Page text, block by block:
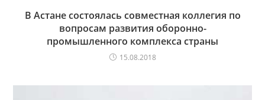
В Астане состоялась совместная коллегия по
вопросам развития оборонно-
промышленного комплекса страны
15.08.2018